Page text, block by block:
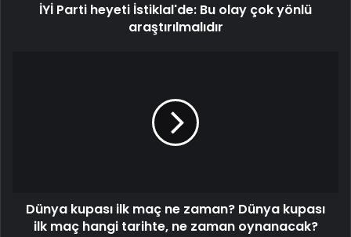
İYİ Parti heyeti İstiklal'de: Bu olay çok yönlü
araştırılmalıdır
Dünya kupası ilk maç ne zaman? Dünya kupası
ilk maç hangi tarihte, ne zaman oynanacak?